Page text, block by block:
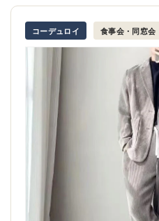
コーデュロイ 食事会・同窓会